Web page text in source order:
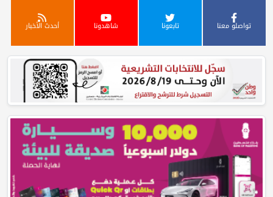
تواصلو معنا تابعونا شاهدونا أحدث الأخبار